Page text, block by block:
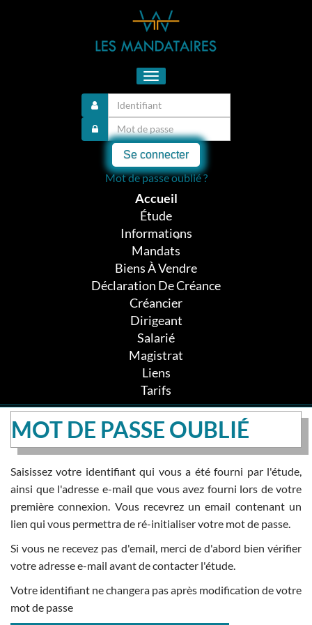
Toggle
navigation
Se connecter
Mot de passe oublié ?
Accueil
Étude
Informations
Mandats
Biens À Vendre
Déclaration De Créance
Créancier
Dirigeant
Salarié
Magistrat
Liens
Tarifs
MOT DE PASSE OUBLIÉ
Saisissez votre identifiant qui vous a été fourni par l'étude,
ainsi que l'adresse e-mail que vous avez fourni lors de votre
première connexion. Vous recevrez un email contenant un
lien qui vous permettra de ré-initialiser votre mot de passe.
Si vous ne recevez pas d'email, merci de d'abord bien vérifier
votre adresse e-mail avant de contacter l'étude.
Votre identifiant ne changera pas après modification de votre
mot de passe